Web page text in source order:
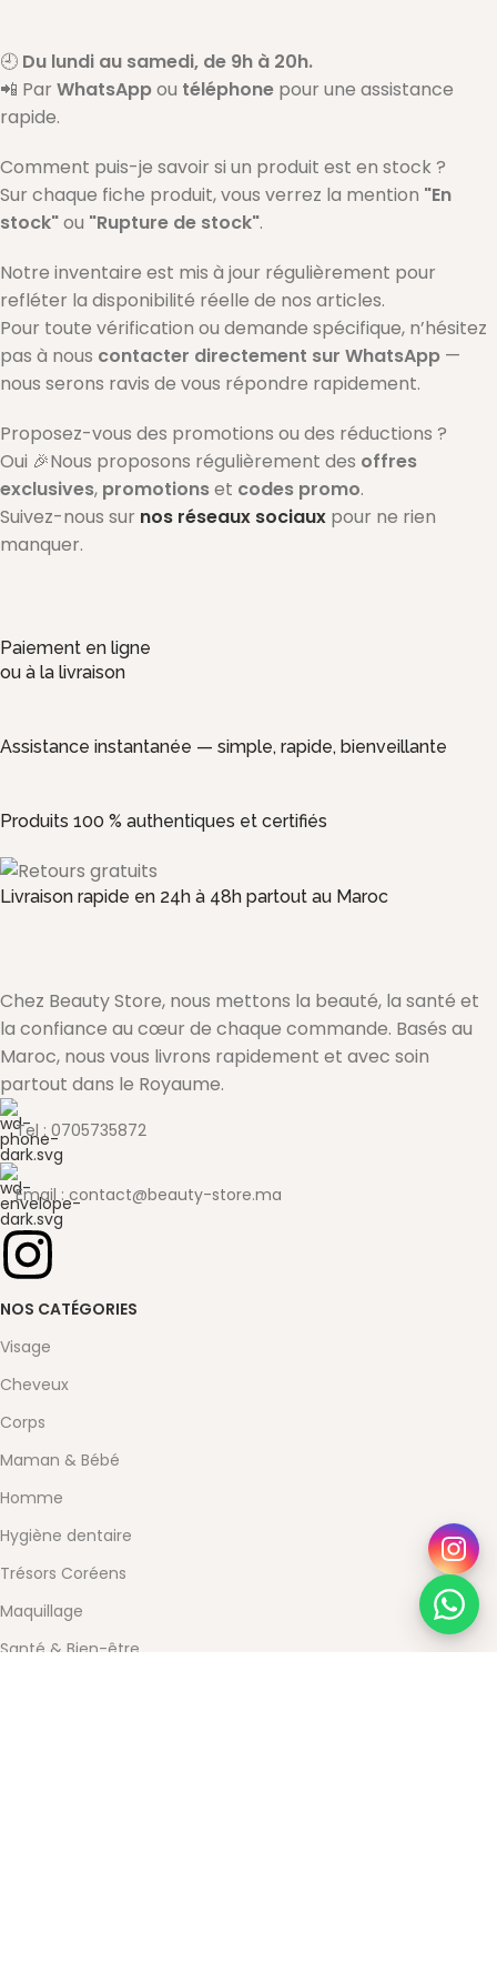
🕘 Du lundi au samedi, de 9h à 20h.
📲 Par WhatsAppou téléphone pour une assistance
rapide.
Comment puis-je savoir si un produit est en stock ?
Sur chaque fiche produit, vous verrez la mention "En
stock"ou "Rupture de stock".
Notre inventaire est mis à jour régulièrement pour
refléter la disponibilité réelle de nos articles.
Pour toute vérification ou demande spécifique, n’hésitez
pas à nous contacter directement sur WhatsApp —
nous serons ravis de vous répondre rapidement.
Proposez-vous des promotions ou des réductions ?
Oui 🎉Nous proposons régulièrement des offres
exclusives, promotionset codes promo.
Suivez-nous sur nos réseaux sociaux pour ne rien
manquer.
Paiement en ligne
ou à la livraison
Assistance instantanée — simple, rapide, bienveillante
Produits 100 % authentiques et certifiés
Livraison rapide en 24h à 48h partout au Maroc
Chez Beauty Store, nous mettons la beauté, la santé et
la confiance au cœur de chaque commande. Basés au
Maroc, nous vous livrons rapidement et avec soin
partout dans le Royaume.
Tel : 0705735872
Email : contact@beauty-store.ma
NOS CATÉGORIES
Visage
Cheveux
Corps
Maman & Bébé
Homme
Hygiène dentaire
Trésors Coréens
Maquillage
Santé & Bien-être